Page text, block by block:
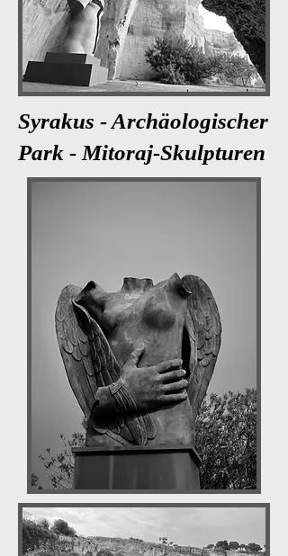
Syrakus - Archäologischer
Park - Mitoraj-Skulpturen